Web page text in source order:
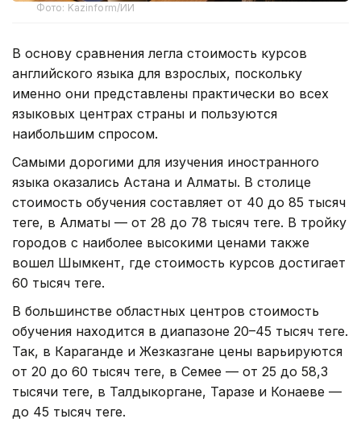
Фото: Kazinform/ИИ
В основу сравнения легла стоимость курсов
английского языка для взрослых, поскольку
именно они представлены практически во всех
языковых центрах страны и пользуются
наибольшим спросом.
Самыми дорогими для изучения иностранного
языка оказались Астана и Алматы. В столице
стоимость обучения составляет от 40 до 85 тысяч
теңге, в Алматы — от 28 до 78 тысяч теңге. В тройку
городов с наиболее высокими ценами также
вошел Шымкент, где стоимость курсов достигает
60 тысяч теңге.
В большинстве областных центров стоимость
обучения находится в диапазоне 20–45 тысяч теңге.
Так, в Караганде и Жезказгане цены варьируются
от 20 до 60 тысяч теңге, в Семее — от 25 до 58,3
тысячи теңге, в Талдыкоргане, Таразе и Конаеве —
до 45 тысяч теңге.